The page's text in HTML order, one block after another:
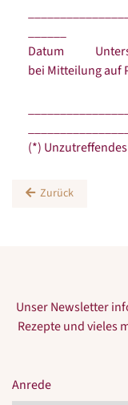
Datum
bei Mitteilung auf
(*)
Zurück
Unser Newsletter
Rezepte und vieles
Anrede